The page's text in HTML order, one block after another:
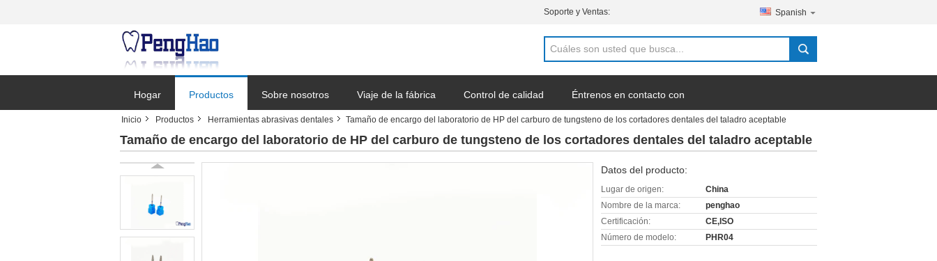
Soporte y Ventas: Spanish
Hogar Productos Sobre nosotros Viaje de la fábrica Control de calidad Éntrenos en contacto con
Solicitar una cotización
Inicio Productos Herramientas abrasivas dentales Tamaño de encargo del laboratorio de HP del carburo de tungsteno de los cortadores dentales del taladro aceptable
Tamaño de encargo del laboratorio de HP del carburo de tungsteno de los cortadores dentales del taladro aceptable
Datos del producto:
Lugar de origen:
China
Nombre de la marca:
penghao
Certificación:
CE,ISO
Número de modelo:
PHR04